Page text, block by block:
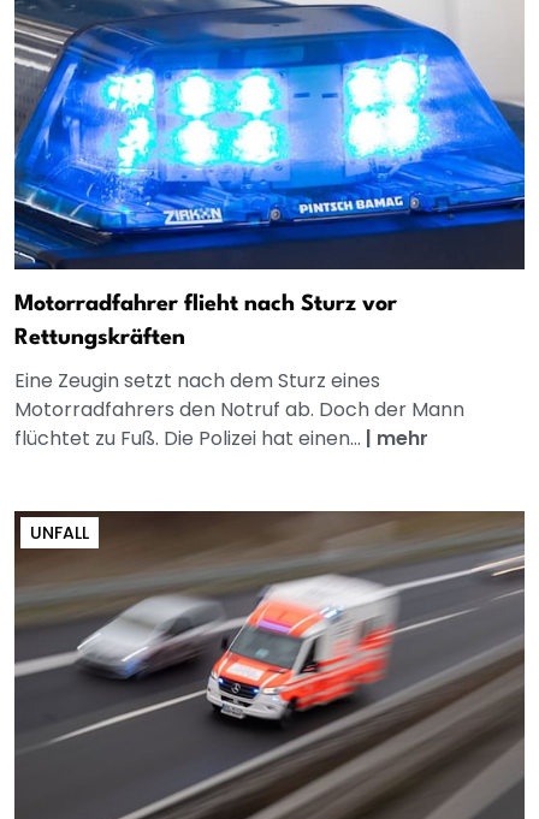
Motorradfahrer flieht nach Sturz vor
Rettungskräften
Eine Zeugin setzt nach dem Sturz eines
Motorradfahrers den Notruf ab. Doch der Mann
flüchtet zu Fuß. Die Polizei hat einen... | mehr
UNFALL